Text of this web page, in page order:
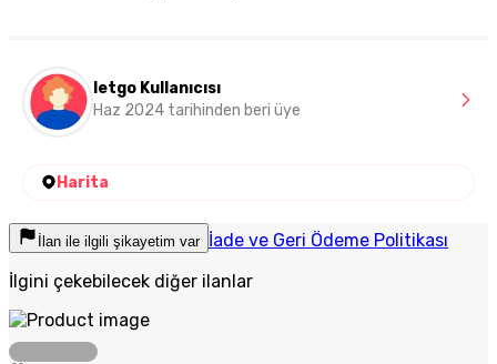
letgo Kullanıcısı
Haz 2024 tarihinden beri üye
Harita
İlan ile ilgili şikayetim var İade ve Geri Ödeme Politikası
İlgini çekebilecek diğer ilanlar